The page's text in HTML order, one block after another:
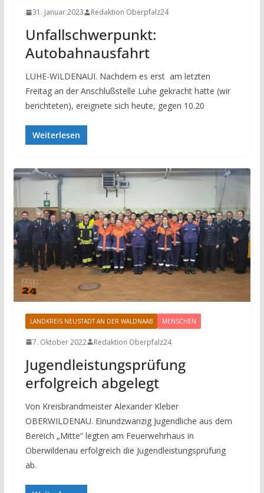
31. Januar 2023 Redaktion Oberpfalz24
Unfallschwerpunkt:
Autobahnausfahrt
LUHE-WILDENAUI. Nachdem es erst am letzten
Freitag an der Anschlußstelle Luhe gekracht hatte (wir
berichteten), ereignete sich heute, gegen 10.20
Weiterlesen
LANDKREIS NEUSTADT AN DER WALDNAAB MENSCHEN
7. Oktober 2022 Redaktion Oberpfalz24
Jugendleistungsprüfung
erfolgreich abgelegt
Von Kreisbrandmeister Alexander Kleber
OBERWILDENAU. Einundzwanzig Jugendliche aus dem
Bereich „Mitte“ legten am Feuerwehrhaus in
Oberwildenau erfolgreich die Jugendleistungsprüfung
ab.